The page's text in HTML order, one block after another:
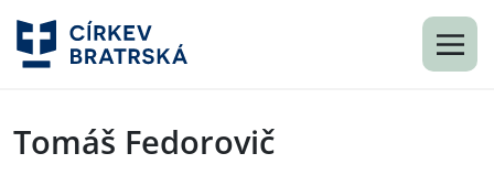
Tomáš Fedorovič